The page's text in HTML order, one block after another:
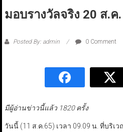
มอบรางวัลจริง 20 ส.ค
Posted By: admin 0 Comment
มีผู้อ่านข่าวนี้แล้ว 1820 ครั้ง
วันนี้ (11 ส.ค.65) เวลา 09.09 น. ที่บริเ